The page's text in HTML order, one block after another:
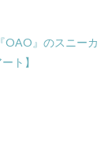
OAO』のスニーカ
ト】